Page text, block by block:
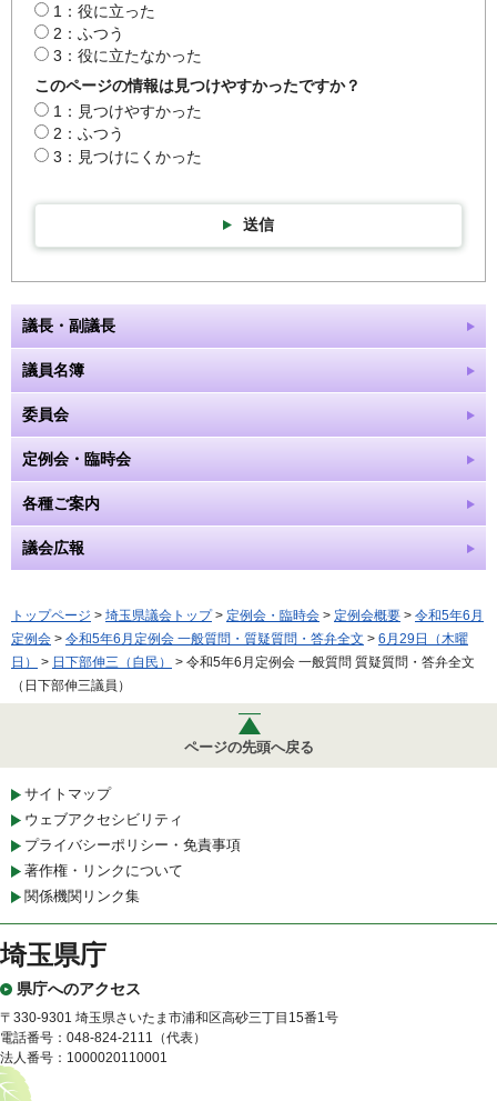
1：役に立った
2：ふつう
3：役に立たなかった
このページの情報は見つけやすかったですか？
1：見つけやすかった
2：ふつう
3：見つけにくかった
送信
議長・副議長
議員名簿
委員会
定例会・臨時会
各種ご案内
議会広報
トップページ > 埼玉県議会トップ> 定例会・臨時会 > 定例会概要 > 令和5年6月
定例会 > 令和5年6月定例会 一般質問・質疑質問・答弁全文 > 6月29日（木曜
日）
> 日下部伸三（自民）
> 令和5年6月定例会 一般質問 質疑質問・答弁全文
（日下部伸三議員）
ページの先頭へ戻る
サイトマップ
ウェブアクセシビリティ
プライバシーポリシー・免責事項
著作権・リンクについて
関係機関リンク集
埼玉県庁
県庁へのアクセス
〒330-9301 埼玉県さいたま市浦和区高砂三丁目15番1号
電話番号：048-824-2111（代表）
法人番号：1000020110001